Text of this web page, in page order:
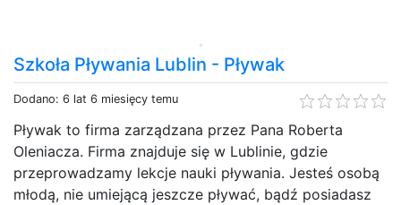
Szkoła Pływania Lublin - Pływak
Dodano: 6 lat 6 miesięcy temu
Pływak to firma zarządzana przez Pana Roberta
Oleniacza. Firma znajduje się w Lublinie, gdzie
przeprowadzamy lekcje nauki pływania. Jesteś osobą
młodą, nie umiejącą jeszcze pływać, bądź posiadasz